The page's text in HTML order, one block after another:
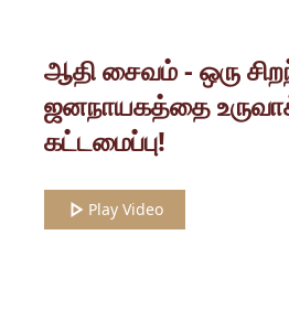
ஆதி சைவம் - ஒரு
ஜனநாயகத்தை
கட்டமைப்பு!
Play Video